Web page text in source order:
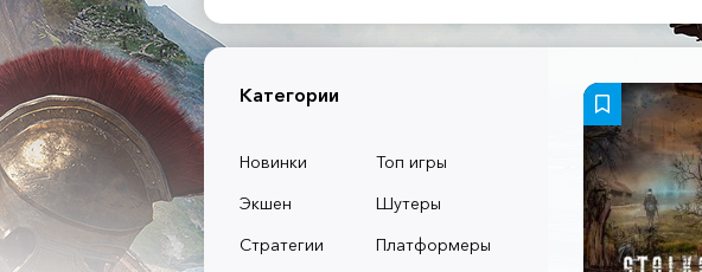
Категории
Новинки
Топ игры
Экшен
Шутеры
Стратегии
Платформеры